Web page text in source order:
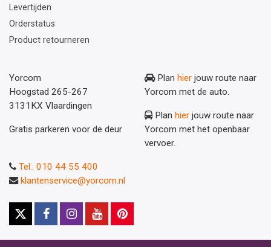
Levertijden
Orderstatus
Product retourneren
Yorcom
Hoogstad 265-267
3131KX Vlaardingen
Gratis parkeren voor de deur
Plan hier jouw route naar
Yorcom met de auto.
Plan hier jouw route naar
Yorcom met het openbaar
vervoer.
Tel.: 010 44 55 400
klantenservice@yorcom.nl